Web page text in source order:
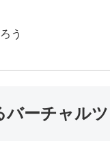
う
バーチャル